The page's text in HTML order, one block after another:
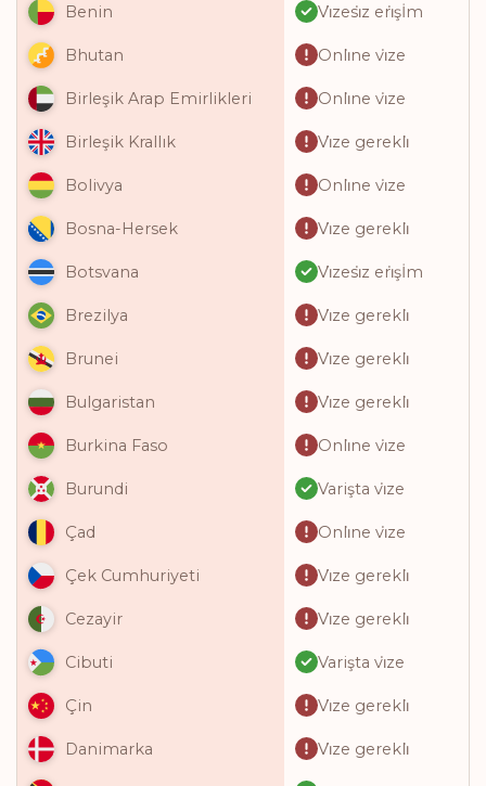
Benin Vi̇zesi̇z eri̇şİm
Bhutan Onli̇ne vi̇ze
Birleşik Arap Emirlikleri Onli̇ne vi̇ze
Birleşik Krallık Vi̇ze gerekli̇
Bolivya Onli̇ne vi̇ze
Bosna-Hersek Vi̇ze gerekli̇
Botsvana Vi̇zesi̇z eri̇şİm
Brezilya Vi̇ze gerekli̇
Brunei Vi̇ze gerekli̇
Bulgaristan Vi̇ze gerekli̇
Burkina Faso Onli̇ne vi̇ze
Burundi Varişta vi̇ze
Çad Onli̇ne vi̇ze
Çek Cumhuriyeti Vi̇ze gerekli̇
Cezayir Vi̇ze gerekli̇
Cibuti Varişta vi̇ze
Çin Vi̇ze gerekli̇
Danimarka Vi̇ze gerekli̇